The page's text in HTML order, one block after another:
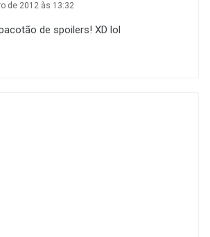
de 2012 às 13:32
de spoilers! XD lol